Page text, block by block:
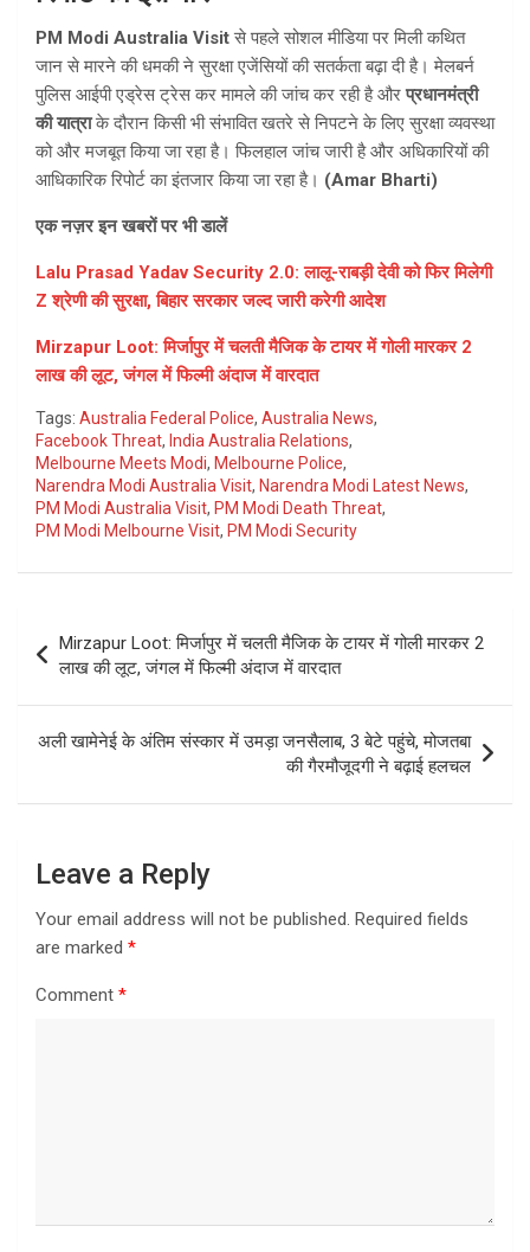
PM Modi Australia Visitसे पहले सोशल मीडिया पर मिली कथित
जान से मारने की धमकी ने सुरक्षा एजेंसियों की सतर्कता बढ़ा दी है। मेलबर्न
पुलिस आईपी एड्रेस ट्रेस कर मामले की जांच कर रही है औरप्रधानमंत्री
की यात्राके दौरान किसी भी संभावित खतरे से निपटने के लिए सुरक्षा व्यवस्था
को और मजबूत किया जा रहा है। फिलहाल जांच जारी है और अधिकारियों की
आधिकारिक रिपोर्ट का इंतजार किया जा रहा है। (Amar Bharti)
एक नज़र इन खबरों पर भी डालें
Lalu Prasad Yadav Security 2.0: लालू-राबड़ी देवी को फिर मिलेगी
Z श्रेणी की सुरक्षा, बिहार सरकार जल्द जारी करेगी आदेश
Mirzapur Loot: मिर्जापुर में चलती मैजिक के टायर में गोली मारकर 2
लाख की लूट, जंगल में फिल्मी अंदाज में वारदात
Tags: Australia Federal Police, Australia News,
Facebook Threat, India Australia Relations,
Melbourne Meets Modi, Melbourne Police,
Narendra Modi Australia Visit, Narendra Modi Latest News,
PM Modi Australia Visit, PM Modi Death Threat,
PM Modi Melbourne Visit, PM Modi Security
navigation
Mirzapur Loot: मिर्जापुर में चलती मैजिक के टायर में गोली मारकर 2
लाख की लूट, जंगल में फिल्मी अंदाज में वारदात
अली खामेनेई के अंतिम संस्कार में उमड़ा जनसैलाब, 3 बेटे पहुंचे, मोजतबा
की गैरमौजूदगी ने बढ़ाई हलचल
Leave a Reply
Your email address will not be published. Required fields
are marked *
Comment *